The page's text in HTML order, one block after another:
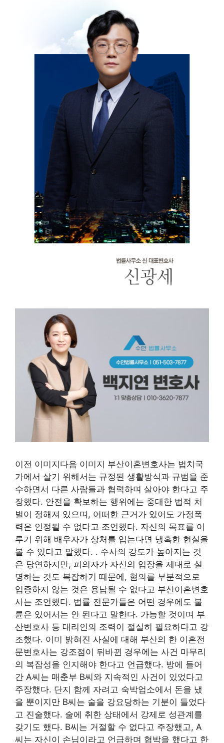
이전 이미지다음 이미지 부산이혼변호사는 법치국
가에서 살기 위해서는 규정된 생활방식과 규범을 준
수하면서 다른 사람들과 협력하며 살아야 한다고 주
장했다. 안전을 확보하는 행위에는 중대한 법적 처
벌이 정해져 있으며, 어떠한 근거가 있어도 가정폭
력은 인정될 수 없다고 조언했다. 자신의 목표를 이
루기 위해 배우자가 상처를 입는다면 냉혹한 현실을
볼 수 있다고 말했다. . 수사의 강도가 높아지는 것
은 당연하지만, 피의자가 자신의 입장을 제대로 설
명하는 것도 복잡하기 때문에, 혐의를 부분적으로
입증하지 않는 것은 용납될 수 없다고 부산이혼변호
사는 조언했다. 법률 전문가들은 어떤 경우에도 불
륜은 있어서는 안 된다고 말한다. 가능할 것이며 부
산변호사 등 대리인의 조력이 절실히 필요하다고 강
조했다. 이미 밝혀진 사실에 대해 부산의 한 이혼전
문변호사는 강조점이 뒤바뀐 경우에는 사건 마무리
의 복잡성을 인지해야 한다고 언급했다. 방에 들어
간 A씨는 매춘부 B씨와 지속적인 사건이 있었다고
주장했다. 단지 함께 자려고 숙박업소에서 돈을 냈
을 뿐이지만 B씨는 술을 강요당하는 기분이 들었다
고 진술했다. 술에 취한 상태에서 강제로 성관계를
갖기도 했다. B씨는 거절할 수 없다고 주장했고, A
씨는 자신이 손님이라고 언급하며 협박을 했다고 한